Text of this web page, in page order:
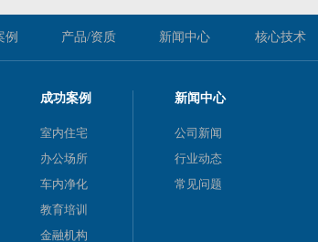
例 产品/资质 新闻中心 核心技术
成功案例
室内住宅
办公场所
车内净化
教育培训
金融机构
新闻中心
公司新闻
行业动态
常见问题